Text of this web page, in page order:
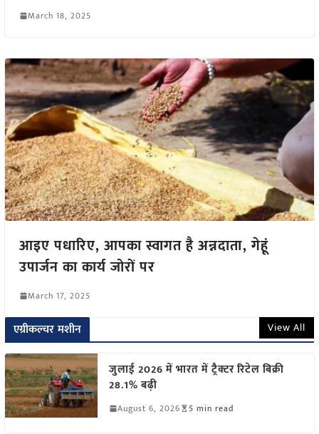
March 18, 2025
आइए पधारिए, आपका स्वागत है अन्नदाता, गेहूं
उपार्जन का कार्य जोरों पर
March 17, 2025
एग्रीकल्चर मशीन View All
जुलाई 2026 में भारत में ट्रैक्टर रिटेल बिक्री
28.1% बढ़ी
August 6, 2026 5 min read